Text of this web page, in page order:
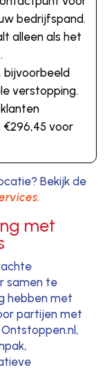
bedrijfspand.
alleen als het
bijvoorbeeld
verstopping.
€296,45 voor
Bekijk de
.
met
samen te
hebben met
partijen met